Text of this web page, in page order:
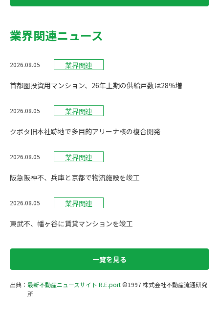
業界関連ニュース
2026.08.05 業界関連
首都圏投資用マンション、26年上期の供給戸数は28％増
2026.08.05 業界関連
クボタ旧本社跡地で多目的アリーナ核の複合開発
2026.08.05 業界関連
阪急阪神不、兵庫と京都で物流施設を竣工
2026.08.05 業界関連
東武不、幡ヶ谷に賃貸マンションを竣工
一覧を見る
出典： 最新不動産ニュースサイト R.E.port ©1997 株式会社不動産流通研究
所